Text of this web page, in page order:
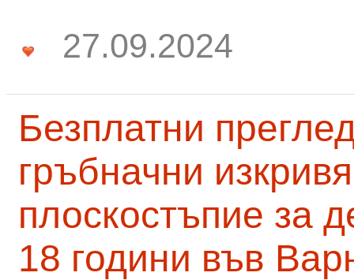
27.09.2024
Безплатни
гръбначни
плоскостъпие за
18 години във